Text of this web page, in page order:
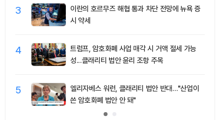
3
이란의 호르무즈 해협 통과 차단 전망에 뉴욕 증
시 약세
4
트럼프, 암호화폐 사업 매각 시 거액 절세 가능
성...클래리티 법안 윤리 조항 주목
5
엘리자베스 워런, 클래리티 법안 반대…"산업이
쓴 암호화폐 법안 안 돼"